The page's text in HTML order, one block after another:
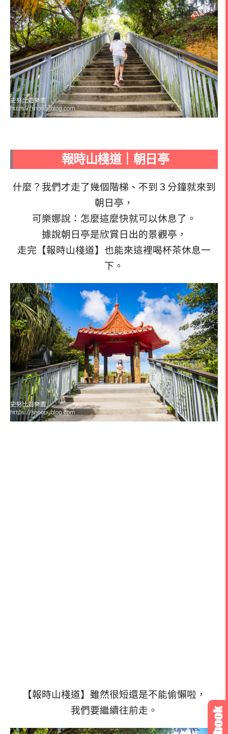
報時山棧道｜朝日亭
什麼？我們才走了幾個階梯、不到３分鐘就來到
朝日亭，
可樂娜說：怎麼這麼快就可以休息了。
據說朝日亭是欣賞日出的景觀亭，
走完【報時山棧道】也能來這裡喝杯茶休息一
下。
【報時山棧道】雖然很短還是不能偷懶啦，
我們要繼續往前走。